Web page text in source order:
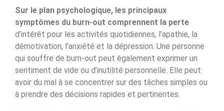
Sur le plan psychologique, les principaux
symptômes du burn-out comprennent la perte
d’intérêt pour les activités quotidiennes, l’apathie, la
démotivation, l’anxiété et la dépression. Une personne
qui souffre de burn-out peut également exprimer un
sentiment de vide ou d’inutilité personnelle. Elle peut
avoir du mal à se concentrer sur des tâches simples ou
à prendre des décisions rapides et pertinentes.